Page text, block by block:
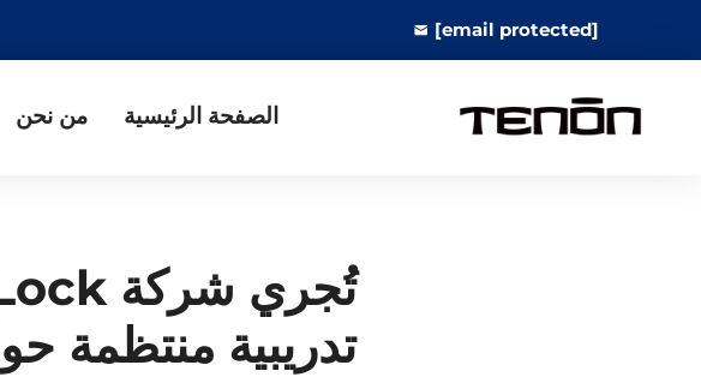
[email protected]
الصفحة الرئيسية من نحن
تدريبية منتظمة